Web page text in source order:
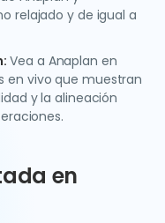
relajado y de igual a
Vea a Anaplan en
en vivo que muestran
y la alineación
en